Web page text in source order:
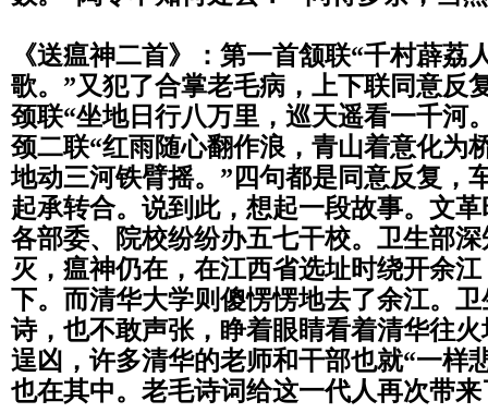
《送瘟神二首》：第一首颔联“千村薜荔
歌。 ”又犯了合掌老毛病，上下联同意反
颈联“坐地日行八万里，巡天遥看一千河
颈二联“红雨随心翻作浪，青山着意化为
地动三河铁臂摇。”四句都是同意反复，
起承转合。说到此，想起一段故事。文
各部委、院校纷纷办五七干校。卫生部
灭， 瘟神仍在，在江西省选址时绕开余
下。 而清华大学则傻愣愣地去了余江。
诗， 也不敢声张，睁着眼睛看着清华往
逞凶， 许多清华的老师和干部也就“一样
也在其中。老毛诗词给这一代人再次带